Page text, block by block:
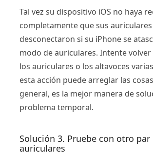
Tal vez su dispositivo iOS no haya
completamente que sus
desconectaron si su iPhone se
modo de auriculares. Intente
los auriculares o los altavoces
esta acción puede arreglar las
general, es la mejor manera de
problema temporal.
Solución 3. Pruebe con otro par
auriculares